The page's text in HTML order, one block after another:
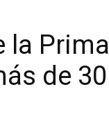
la
de 30